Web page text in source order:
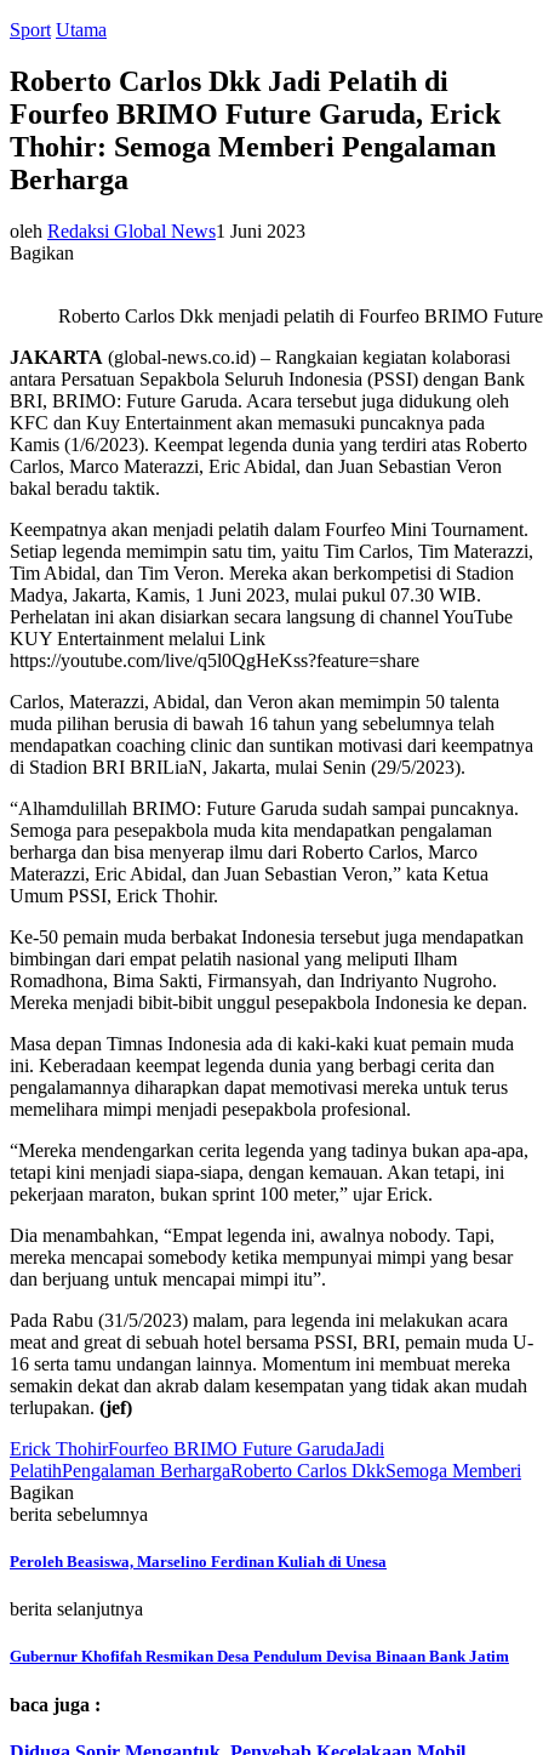
Sport Utama
Roberto Carlos Dkk Jadi Pelatih di
Fourfeo BRIMO Future Garuda, Erick
Thohir: Semoga Memberi Pengalaman
Berharga
oleh Redaksi Global News1 Juni 2023
Bagikan
Roberto Carlos Dkk menjadi pelatih di Fourfeo BRIMO
JAKARTA (global-news.co.id) – Rangkaian kegiatan kolaborasi
antara Persatuan Sepakbola Seluruh Indonesia (PSSI) dengan Bank
BRI, BRIMO: Future Garuda. Acara tersebut juga didukung oleh
KFC dan Kuy Entertainment akan memasuki puncaknya pada
Kamis (1/6/2023). Keempat legenda dunia yang terdiri atas Roberto
Carlos, Marco Materazzi, Eric Abidal, dan Juan Sebastian Veron
bakal beradu taktik.
Keempatnya akan menjadi pelatih dalam Fourfeo Mini Tournament.
Setiap legenda memimpin satu tim, yaitu Tim Carlos, Tim Materazzi,
Tim Abidal, dan Tim Veron. Mereka akan berkompetisi di Stadion
Madya, Jakarta, Kamis, 1 Juni 2023, mulai pukul 07.30 WIB.
Perhelatan ini akan disiarkan secara langsung di channel YouTube
KUY Entertainment melalui Link
https://youtube.com/live/q5l0QgHeKss?feature=share
Carlos, Materazzi, Abidal, dan Veron akan memimpin 50 talenta
muda pilihan berusia di bawah 16 tahun yang sebelumnya telah
mendapatkan coaching clinic dan suntikan motivasi dari keempatnya
di Stadion BRI BRILiaN, Jakarta, mulai Senin (29/5/2023).
“Alhamdulillah BRIMO: Future Garuda sudah sampai puncaknya.
Semoga para pesepakbola muda kita mendapatkan pengalaman
berharga dan bisa menyerap ilmu dari Roberto Carlos, Marco
Materazzi, Eric Abidal, dan Juan Sebastian Veron,” kata Ketua
Umum PSSI, Erick Thohir.
Ke-50 pemain muda berbakat Indonesia tersebut juga mendapatkan
bimbingan dari empat pelatih nasional yang meliputi Ilham
Romadhona, Bima Sakti, Firmansyah, dan Indriyanto Nugroho.
Mereka menjadi bibit-bibit unggul pesepakbola Indonesia ke depan.
Masa depan Timnas Indonesia ada di kaki-kaki kuat pemain muda
ini. Keberadaan keempat legenda dunia yang berbagi cerita dan
pengalamannya diharapkan dapat memotivasi mereka untuk terus
memelihara mimpi menjadi pesepakbola profesional.
“Mereka mendengarkan cerita legenda yang tadinya bukan apa-apa,
tetapi kini menjadi siapa-siapa, dengan kemauan. Akan tetapi, ini
pekerjaan maraton, bukan sprint 100 meter,” ujar Erick.
Dia menambahkan, “Empat legenda ini, awalnya nobody. Tapi,
mereka mencapai somebody ketika mempunyai mimpi yang besar
dan berjuang untuk mencapai mimpi itu”.
Pada Rabu (31/5/2023) malam, para legenda ini melakukan acara
meat and great di sebuah hotel bersama PSSI, BRI, pemain muda U-
16 serta tamu undangan lainnya. Momentum ini membuat mereka
semakin dekat dan akrab dalam kesempatan yang tidak akan mudah
terlupakan. (jef)
Erick ThohirFourfeo BRIMO Future GarudaJadi
PelatihPengalaman BerhargaRoberto Carlos DkkSemoga Memberi
Bagikan
berita sebelumnya
Peroleh Beasiswa, Marselino Ferdinan Kuliah di Unesa
berita selanjutnya
Gubernur Khofifah Resmikan Desa Pendulum Devisa Binaan Bank Jatim
baca juga :